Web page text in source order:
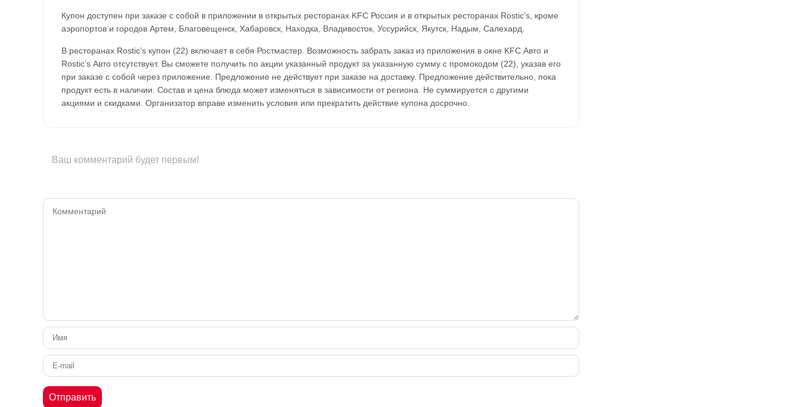
Купон доступен при заказе с собой в приложении в открытых ресторанах KFC Россия и в открытых ресторанах Rostic’s, кроме
аэропортов и городов Артем, Благовещенск, Хабаровск, Находка, Владивосток, Уссурийск, Якутск, Надым, Салехард.
В ресторанах Rostic’s купон (22) включает в себя Ростмастер. Возможность забрать заказ из приложения в окне KFC Авто и
Rostic’s Авто отсутствует. Вы сможете получить по акции указанный продукт за указанную сумму с промокодом (22), указав его
при заказе с собой через приложение. Предложение не действует при заказе на доставку. Предложение действительно, пока
продукт есть в наличии. Состав и цена блюда может изменяться в зависимости от региона. Не суммируется с другими
акциями и скидками. Организатор вправе изменить условия или прекратить действие купона досрочно.
Ваш комментарий будет первым!